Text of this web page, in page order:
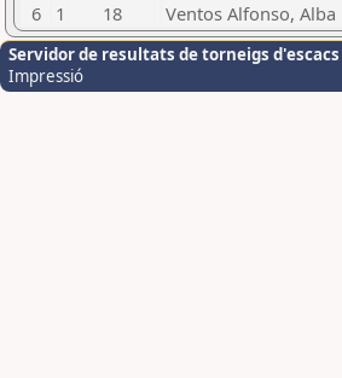
6
1 18 Ventos Alfonso, Alba
Servidor de resultats de torneigs d'escacs
Impressió